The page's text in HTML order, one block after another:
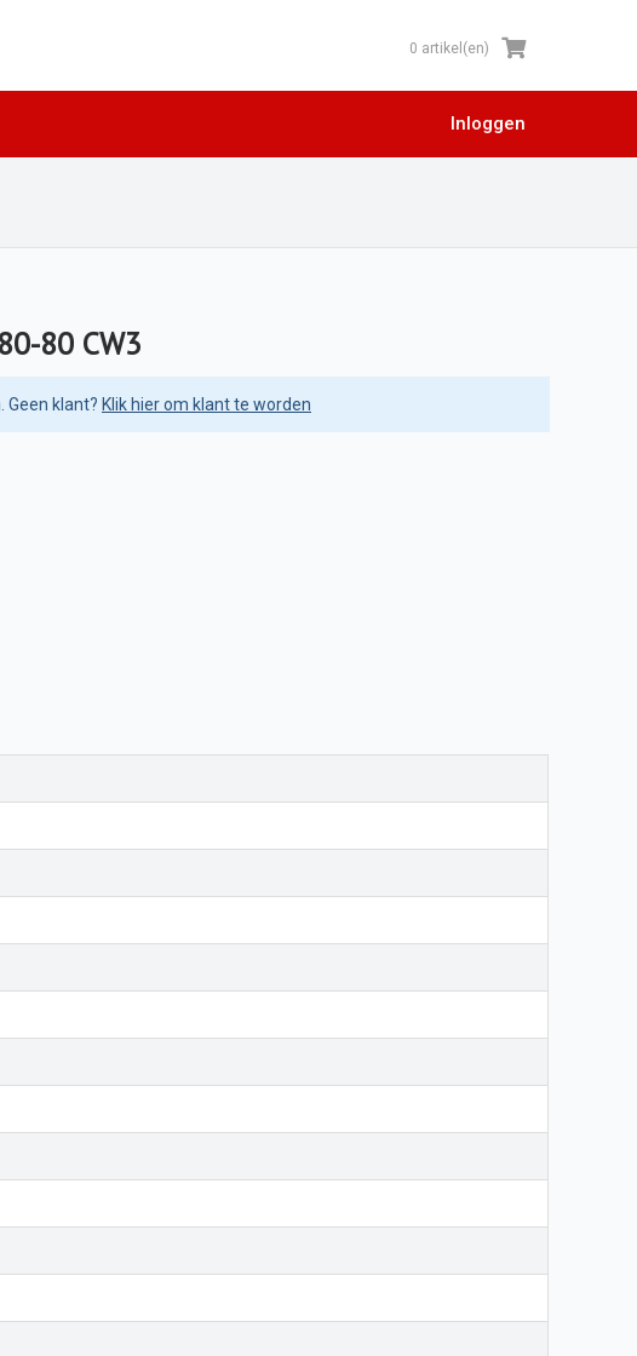
0 artikel(en)
Inloggen
80 CW3
Geen klant? Klik hier om klant te worden